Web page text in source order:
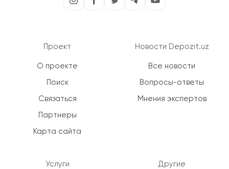
Проект
О проекте
Поиск
Связаться
Партнеры
Карта сайта
Услуги
Новости Depozit.uz
Все новости
Вопросы-ответы
Мнения экспертов
Другие